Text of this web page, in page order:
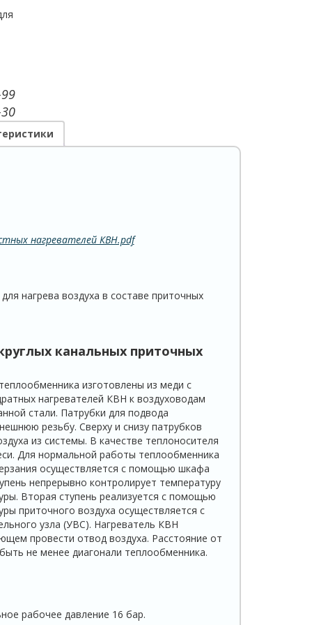
нагревателей КВН.pdf
нагрева воздуха в составе приточных
канальных приточных
изготовлены из меди с
нагревателей КВН к воздухо­водам
стали. Патрубки для подвода
резьбу. Сверху и снизу патрубков
из системы. В качестве теплоносителя
Для нормальной работы теплообменника
осуществляется с помощью шкафа
непрерывно контролирует температуру
Вторая ступень реализуется с помощью
приточного воздуха осуществляется с
узла (УВС). Нагреватель КВН
провести отвод воздуха. Расстояние от
не менее диагонали тепло­обменника.
рабочее давление 16 бар.